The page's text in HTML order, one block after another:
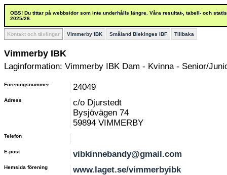
OBS! Du tittar på webbsidor som inte underhålls längre. Våra resultat-, tabell- och
2025/26.
Kontakt och tävlingar Vimmerby IBK Småland Blekinges IBF Tillbaka
Vimmerby IBK
Laginformation: Vimmerby IBK Dam - Kvinna - Senior/
Föreningsnummer 24049
Adress
c/o Djurstedt
Bysjövägen 74
59894 VIMMERBY
Telefon
E-post vibkinnebandy@gmail.com
Hemsida förening www.laget.se/vimmerbyibk